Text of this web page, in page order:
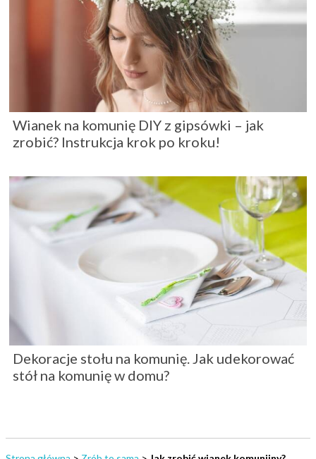
Wianek na komunię DIY z gipsówki – jak
zrobić? Instrukcja krok po kroku!
Dekoracje stołu na komunię. Jak udekorować
stół na komunię w domu?